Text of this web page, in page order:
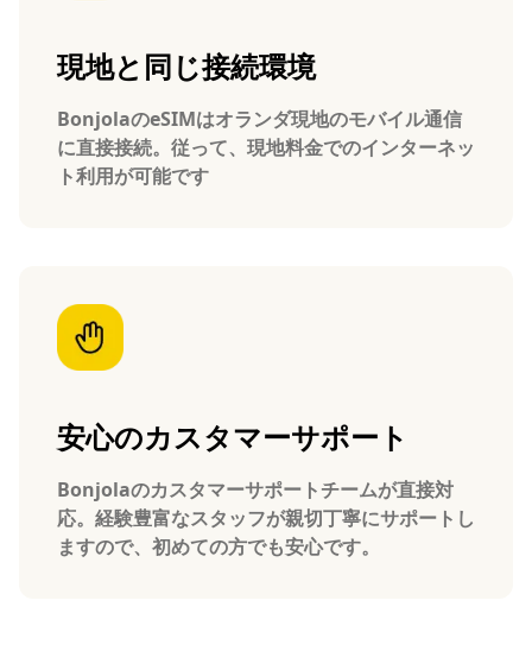
現地と同じ接続環境
BonjolaのeSIMはオランダ現地のモバイル通信
に直接接続。従って、現地料金でのインターネッ
ト利用が可能です
安心のカスタマーサポート
Bonjolaのカスタマーサポートチームが直接対
応。経験豊富なスタッフが親切丁寧にサポートし
ますので、初めての方でも安心です。